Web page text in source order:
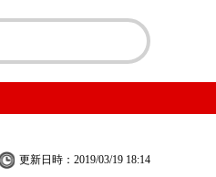
更新日時：2019/03/19 18:14